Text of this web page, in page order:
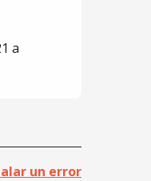
a
un error